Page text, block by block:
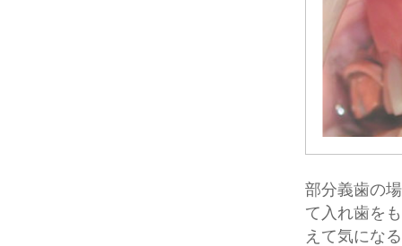
部分義歯の
て入れ歯を
えて気にな